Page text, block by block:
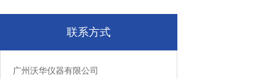
联系方式
广州沃华仪器有限公司